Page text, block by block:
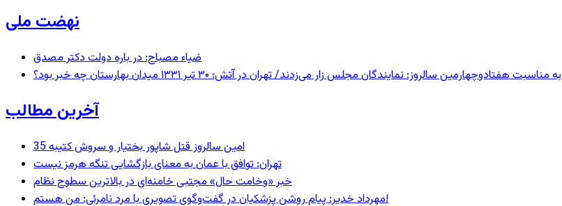
نهضت ملی
ضیاء مصباح: در باره دولت دکتر مصدق
به مناسبت هفتادوچهارمین سالروز: نمایندگان مجلس زار می‌زدند/ تهران در آتش؛ ۳۰ تیر ۱۳۳۱ میدان بهارستان چه خبر بود؟
آخرین مطالب
35 امین سالروز قتل شاپور بختیار و سروش کتیبه
تهران: توافق با عمان به معنای بازگشایی تنگه هرمز نیست
خبر «وخامت حال» مجتبی خامنه‌ای در بالاترین سطوح نظام
مهرداد خدیر: پیام روشن پزشکیان در گفت‌و‌گوی تصویری با مرد نامرئی: من هستم!